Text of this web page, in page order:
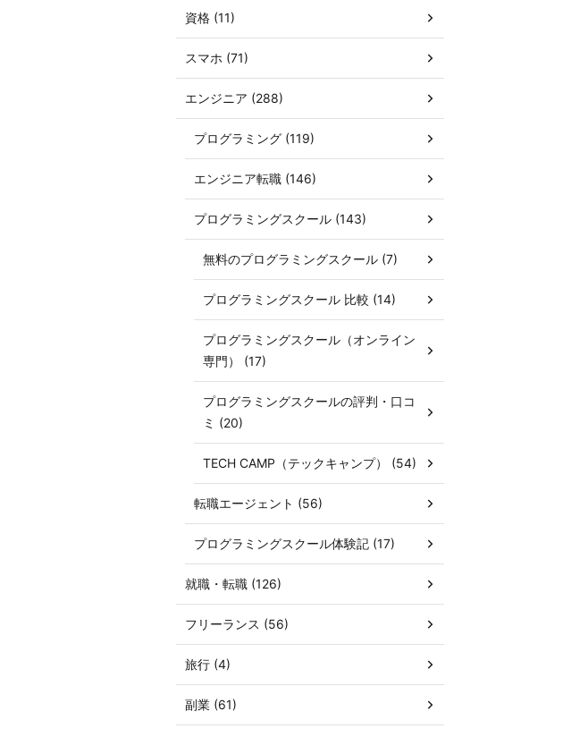
資格 (11)
スマホ (71)
エンジニア (288)
プログラミング (119)
エンジニア転職 (146)
プログラミングスクール (143)
無料のプログラミングスクール (7)
プログラミングスクール 比較 (14)
プログラミングスクール（オンライン
専門） (17)
プログラミングスクールの評判・口コ
ミ (20)
TECH CAMP（テックキャンプ） (54)
転職エージェント (56)
プログラミングスクール体験記 (17)
就職・転職 (126)
フリーランス (56)
旅行 (4)
副業 (61)